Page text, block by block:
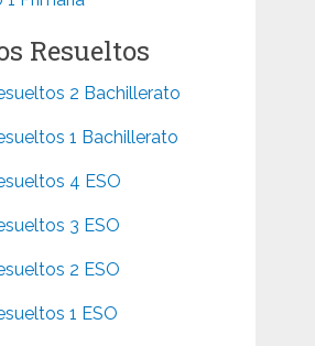
Resueltos
2 Bachillerato
1 Bachillerato
4 ESO
3 ESO
2 ESO
1 ESO